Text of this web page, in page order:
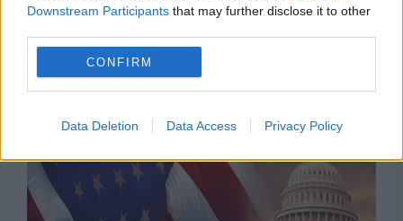
Downstream Participants that may further disclose it to other
CONFIRM
Data Deletion Data Access Privacy Policy
Recomandările noastre